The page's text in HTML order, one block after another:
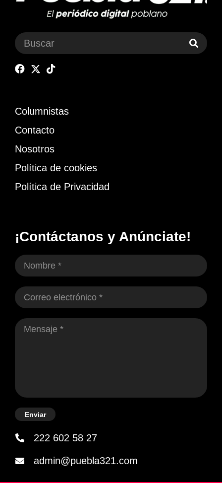
Columnistas
Contacto
Nosotros
Política de cookies
Política de Privacidad
¡Contáctanos y Anúnciate!
Enviar
222 602 58 27
admin@puebla321.com